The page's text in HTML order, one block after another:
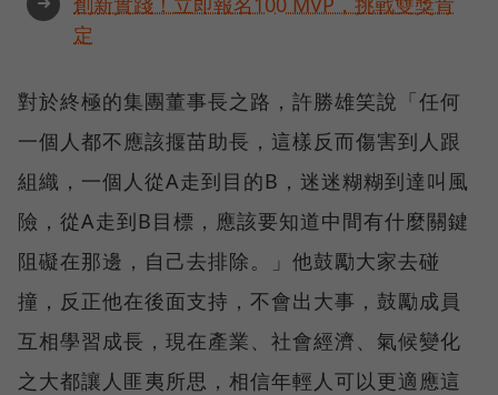
定
對於終極的集團董事長之路，許勝雄笑說「任何
一個人都不應該揠苗助長，這樣反而傷害到人跟
組織，一個人從A走到目的B，迷迷糊糊到達叫風
險，從A走到B目標，應該要知道中間有什麼關鍵
阻礙在那邊，自己去排除。」他鼓勵大家去碰
撞，反正他在後面支持，不會出大事，鼓勵成員
互相學習成長，現在產業、社會經濟、氣候變化
之大都讓人匪夷所思，相信年輕人可以更適應這